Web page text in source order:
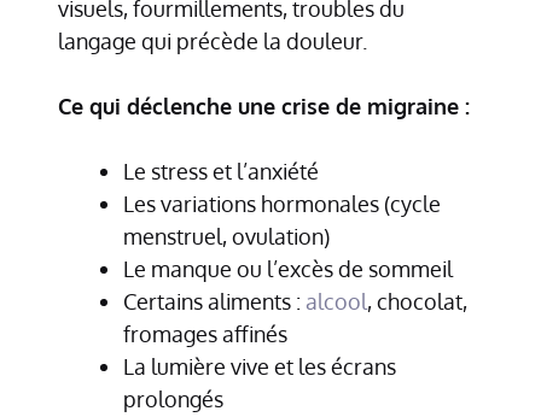
visuels, fourmillements, troubles du
langage qui précède la douleur.
Ce qui déclenche une crise de migraine :
Le stress et l’anxiété
Les variations hormonales (cycle
menstruel, ovulation)
Le manque ou l’excès de sommeil
Certains aliments : alcool, chocolat,
fromages affinés
La lumière vive et les écrans
prolongés